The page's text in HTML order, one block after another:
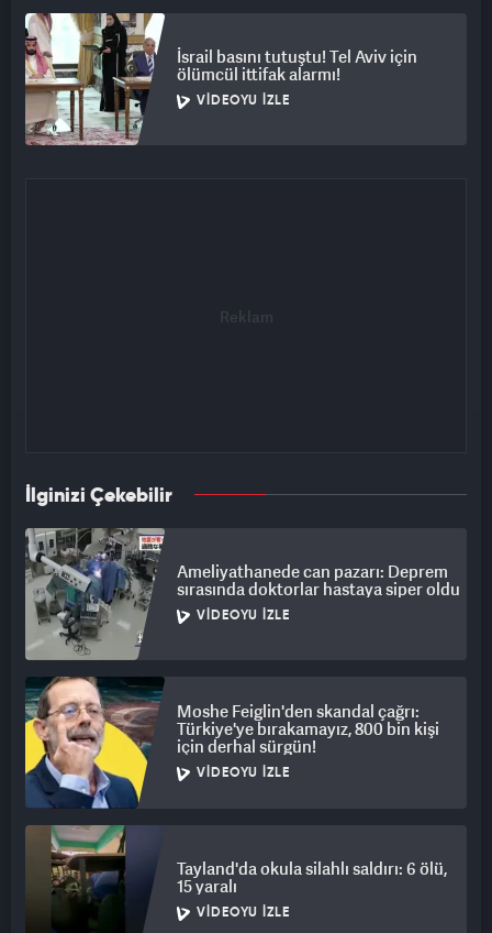
İsrail basını tutuştu! Tel Aviv için
ölümcül ittifak alarmı!
VIDEOYU İZLE
İlginizi Çekebilir
Ameliyathanede can pazarı: Deprem
sırasında doktorlar hastaya siper oldu
VIDEOYU İZLE
Moshe Feiglin'den skandal çağrı:
Türkiye'ye bırakamayız, 800 bin kişi
için derhal sürgün!
VIDEOYU İZLE
Tayland'da okula silahlı saldırı: 6 ölü,
15 yaralı
VIDEOYU İZLE